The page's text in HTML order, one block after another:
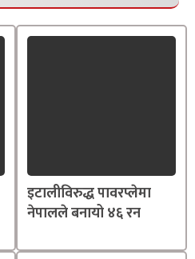
इटालीविरुद्ध पावरप्लेमा
नेपालले बनायो ४६ रन